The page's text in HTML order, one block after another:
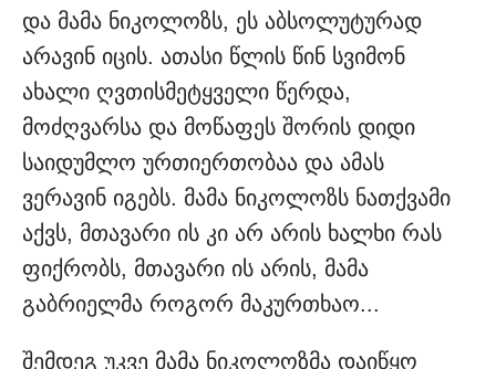
და მამა ნიკოლოზს, ეს აბსოლუტურად
არავინ იცის. ათასი წლის წინ სვიმონ
ახალი ღვთისმეტყველი წერდა,
მოძღვარსა და მოწაფეს შორის დიდი
საიდუმლო ურთიერთობაა და ამას
ვერავინ იგებს. მამა ნიკოლოზს ნათქვამი
აქვს, მთავარი ის კი არ არის ხალხი რას
ფიქრობს, მთავარი ის არის, მამა
გაბრიელმა როგორ მაკურთხაო...
შემდეგ უკვე მამა ნიკოლოზმა დაიწყო